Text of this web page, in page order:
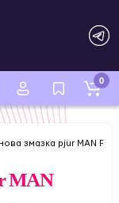
0
змазка pjur MAN
MAN